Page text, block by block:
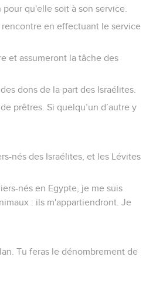
qu'elle soit à son service.
rencontre en effectuant le service
et assumeront la tâche des
dons de la part des Israélites.
prêtres. Si quelqu’un d’autre y
nés des Israélites, et les Lévites
nés en Egypte, je me suis
: ils m'appartiendront. Je
Tu feras le dénombrement de